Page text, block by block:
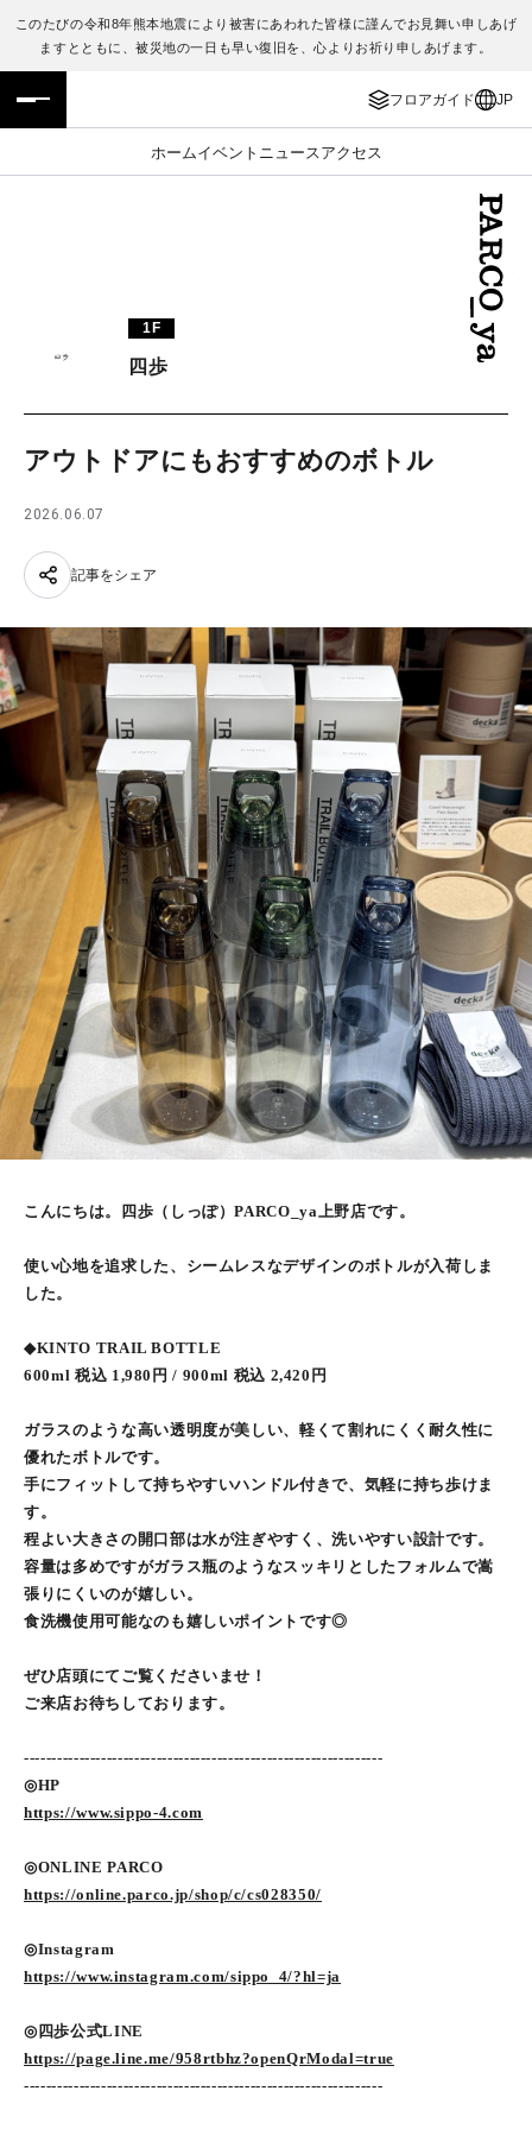
このたびの令和8年熊本地震により被害にあわれた皆様に謹んでお見舞い申しあげ
ますとともに、被災地の一日も早い復旧を、心よりお祈り申しあげます。
フロアガイド JP
ホームイベント ニュース アクセス
フロアガイド
施設案内・アクセス
TAX FREE
ENGLISH
繁体字
日本語
1F
四歩
アウトドアにもおすすめのボトル
2026.06.07
記事をシェア
こんにちは。四歩（しっぽ）PARCO_ya上野店です。
使い心地を追求した、シームレスなデザインのボトルが入荷しま
した。
◆KINTO TRAIL BOTTLE
600ml 税込 1,980円 / 900ml 税込 2,420円
ガラスのような高い透明度が美しい、軽くて割れにくく耐久性に
優れたボトルです。
手にフィットして持ちやすいハンドル付きで、気軽に持ち歩けま
す。
程よい大きさの開口部は水が注ぎやすく、洗いやすい設計です。
容量は多めですがガラス瓶のようなスッキリとしたフォルムで嵩
張りにくいのが嬉しい。
食洗機使用可能なのも嬉しいポイントです◎
ぜひ店頭にてご覧くださいませ！
ご来店お待ちしております。
-----------------------------------------------------------------
◎HP
https://www.sippo-4.com
◎ONLINE PARCO
https://online.parco.jp/shop/c/cs028350/
◎Instagram
https://www.instagram.com/sippo_4/?hl=ja
◎四歩公式LINE
https://page.line.me/958rtbhz?openQrModal=true
-----------------------------------------------------------------